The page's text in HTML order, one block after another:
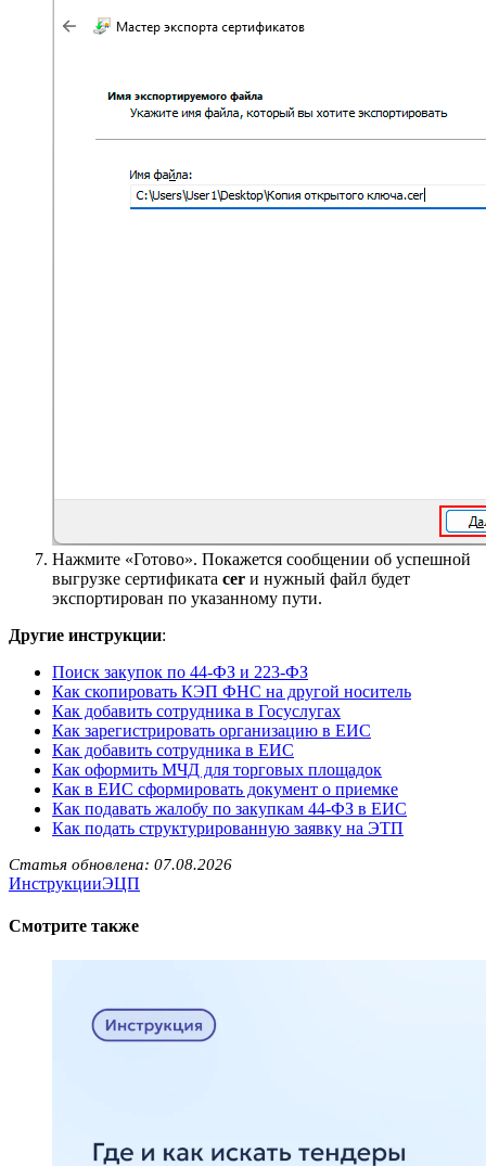
Нажмите «Готово». Покажется сообщении об успешной
выгрузке сертификата cer и нужный файл будет
экспортирован по указанному пути.
Другие инструкции:
Поиск закупок по 44-ФЗ и 223-ФЗ
Как скопировать КЭП ФНС на другой носитель
Как добавить сотрудника в Госуслугах
Как зарегистрировать организацию в ЕИС
Как добавить сотрудника в ЕИС
Как оформить МЧД для торговых площадок
Как в ЕИС сформировать документ о приемке
Как подавать жалобу по закупкам 44-ФЗ в ЕИС
Как подать структурированную заявку на ЭТП
Статья обновлена: 07.08.2026
ИнструкцииЭЦП
Смотрите также